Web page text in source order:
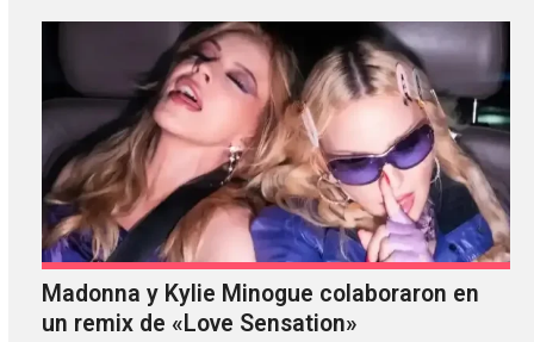
Madonna y Kylie Minogue colaboraron en
un remix de «Love Sensation»